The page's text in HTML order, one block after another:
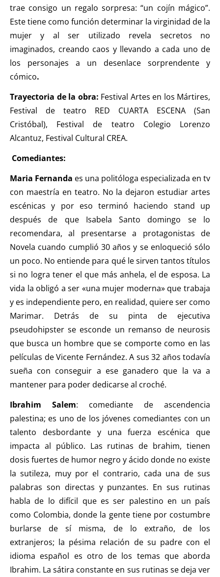
trae consigo un regalo sorpresa: “un cojín mágico”.
Este tiene como función determinar la virginidad de la
mujer y al ser utilizado revela secretos no
imaginados, creando caos y llevando a cada uno de
los personajes a un desenlace sorprendente y
cómico.
Trayectoria de la obra: Festival Artes en los Mártires,
Festival de teatro RED CUARTA ESCENA (San
Cristóbal), Festival de teatro Colegio Lorenzo
Alcantuz, Festival Cultural CREA.
Comediantes:
Maria Fernanda es una politóloga especializada en tv
con maestría en teatro. No la dejaron estudiar artes
escénicas y por eso terminó haciendo stand up
después de que Isabela Santo domingo se lo
recomendara, al presentarse a protagonistas de
Novela cuando cumplió 30 años y se enloqueció sólo
un poco. No entiende para qué le sirven tantos títulos
si no logra tener el que más anhela, el de esposa. La
vida la obligó a ser «una mujer moderna» que trabaja
y es independiente pero, en realidad, quiere ser como
Marimar. Detrás de su pinta de ejecutiva
pseudohipster se esconde un remanso de neurosis
que busca un hombre que se comporte como en las
películas de Vicente Fernández. A sus 32 años todavía
sueña con conseguir a ese ganadero que la va a
mantener para poder dedicarse al croché.
Ibrahim Salem: comediante de ascendencia
palestina; es uno de los jóvenes comediantes con un
talento desbordante y una fuerza escénica que
impacta al público. Las rutinas de brahim, tienen
dosis fuertes de humor negro y ácido donde no existe
la sutileza, muy por el contrario, cada una de sus
palabras son directas y punzantes. En sus rutinas
habla de lo difícil que es ser palestino en un país
como Colombia, donde la gente tiene por costumbre
burlarse de sí misma, de lo extraño, de los
extranjeros; la pésima relación de su padre con el
idioma español es otro de los temas que aborda
Ibrahim. La sátira constante en sus rutinas se deja ver